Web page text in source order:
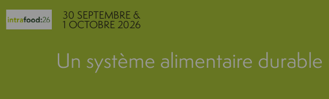
30 SEPTEMBRE &
1 OCTOBRE 2026
Un système alimentaire